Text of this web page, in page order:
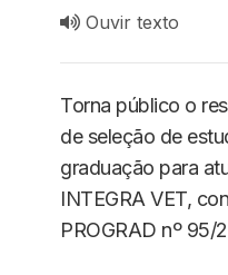
Ouvir texto
Torna público o
de seleção de
graduação para
INTEGRA VET,
PROGRAD nº 95/